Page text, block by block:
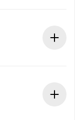
propriétaire
proposerons